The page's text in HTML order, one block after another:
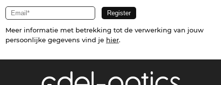
Meer informatie met betrekking tot de verwerking van jouw
persoonlijke gegevens vind je hier.